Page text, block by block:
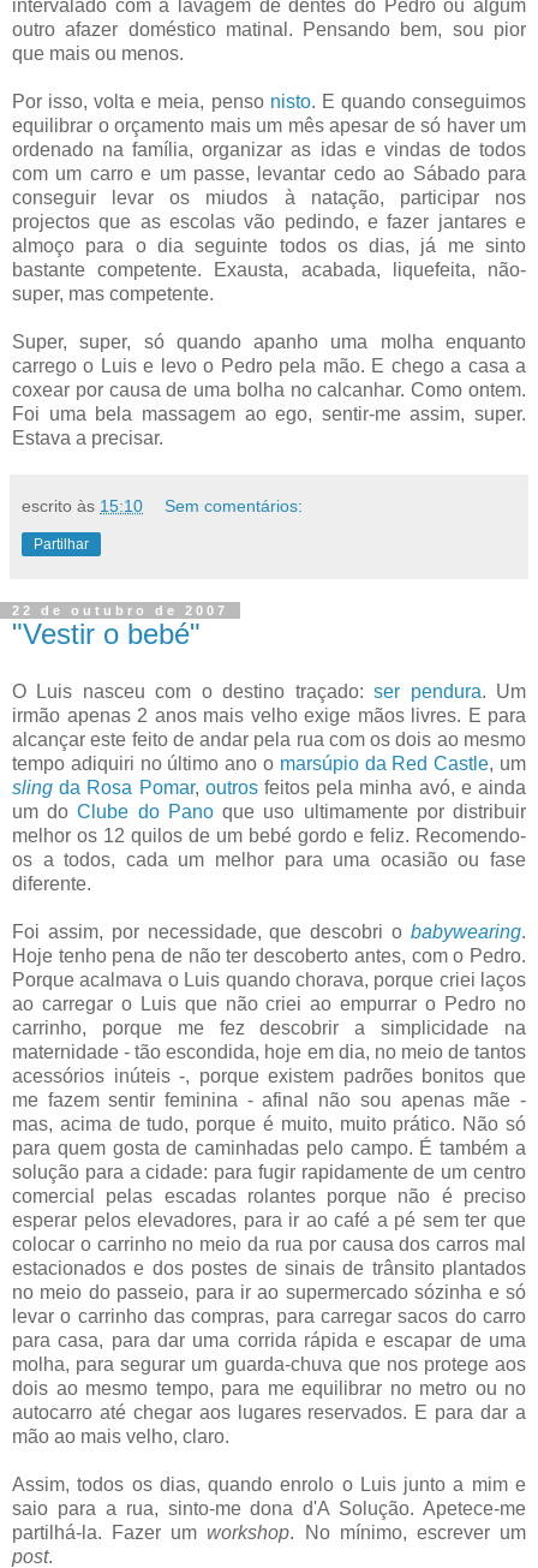
intervalado com a lavagem de dentes do Pedro ou algum
outro afazer doméstico matinal. Pensando bem, sou pior
que mais ou menos.
Por isso, volta e meia, penso nisto. E quando conseguimos
equilibrar o orçamento mais um mês apesar de só haver um
ordenado na família, organizar as idas e vindas de todos
com um carro e um passe, levantar cedo ao Sábado para
conseguir levar os miudos à natação, participar nos
projectos que as escolas vão pedindo, e fazer jantares e
almoço para o dia seguinte todos os dias, já me sinto
bastante competente. Exausta, acabada, liquefeita, não-
super, mas competente.
Super, super, só quando apanho uma molha enquanto
carrego o Luis e levo o Pedro pela mão. E chego a casa a
coxear por causa de uma bolha no calcanhar. Como ontem.
Foi uma bela massagem ao ego, sentir-me assim, super.
Estava a precisar.
escrito às 15:10 Sem comentários:
Partilhar
22 de outubro de 2007
"Vestir o bebé"
O Luis nasceu com o destino traçado:ser pendura. Um
irmão apenas 2 anos mais velho exige mãos livres. E para
alcançar este feito de andar pela rua com os dois ao mesmo
tempo adiquiri no último ano o marsúpio da Red Castle, um
sling da Rosa Pomar, outrosfeitos pela minha avó, e ainda
um doClube do Panoque uso ultimamente por distribuir
melhor os 12 quilos de um bebé gordo e feliz. Recomendo-
os a todos, cada um melhor para uma ocasião ou fase
diferente.
Foi assim, por necessidade, que descobri o babywearing.
Hoje tenho pena de não ter descoberto antes, com o Pedro.
Porque acalmava o Luis quando chorava, porque criei laços
ao carregar o Luis que não criei ao empurrar o Pedro no
carrinho, porque me fez descobrir a simplicidade na
maternidade - tão escondida, hoje em dia, no meio de tantos
acessórios inúteis -, porque existem padrões bonitos que
me fazem sentir feminina - afinal não sou apenas mãe -
mas, acima de tudo, porque é muito, muito prático. Não só
para quem gosta de caminhadas pelo campo. É também a
solução para a cidade: para fugir rapidamente de um centro
comercial pelas escadas rolantes porque não é preciso
esperar pelos elevadores, para ir ao café a pé sem ter que
colocar o carrinho no meio da rua por causa dos carros mal
estacionados e dos postes de sinais de trânsito plantados
no meio do passeio, para ir ao supermercado sózinha e só
levar o carrinho das compras, para carregar sacos do carro
para casa, para dar uma corrida rápida e escapar de uma
molha, para segurar um guarda-chuva que nos protege aos
dois ao mesmo tempo, para me equilibrar no metro ou no
autocarro até chegar aos lugares reservados. E para dar a
mão ao mais velho, claro.
Assim, todos os dias, quando enrolo o Luis junto a mim e
saio para a rua, sinto-me dona d'A Solução. Apetece-me
partilhá-la. Fazer umworkshop. No mínimo, escrever um
post.